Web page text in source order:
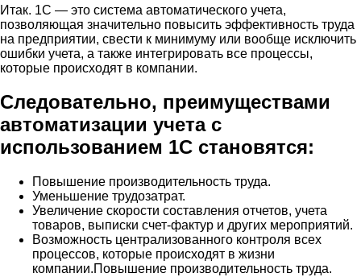
Итак. 1С — это система автоматического учета,
позволяющая значительно повысить эффективность труда
на предприятии, свести к минимуму или вообще исключить
ошибки учета, а также интегрировать все процессы,
которые происходят в компании.
Следовательно, преимуществами
автоматизации учета с
использованием 1С становятся:
Повышение производительность труда.
Уменьшение трудозатрат.
Увеличение скорости составления отчетов, учета
товаров, выписки счет-фактур и других мероприятий.
Возможность централизованного контроля всех
процессов, которые происходят в жизни
компании.Повышение производительность труда.